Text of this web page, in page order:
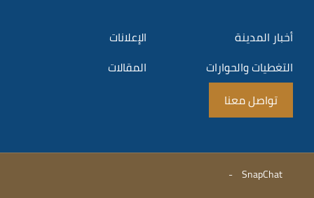
أخبار المدينة
الإعلانات
التغطيات والحوارات
المقالات
تواصل معنا
SnapChat
-